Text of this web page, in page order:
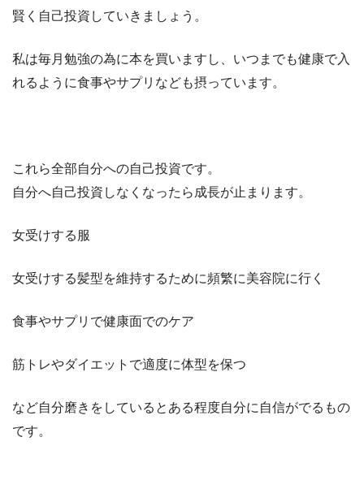
賢く自己投資していきましょう。
私は毎月勉強の為に本を買いますし、いつまでも健康で入
れるように食事やサプリなども摂っています。
これら全部自分への自己投資です。
自分へ自己投資しなくなったら成長が止まります。
女受けする服
女受けする髪型を維持するために頻繁に美容院に行く
食事やサプリで健康面でのケア
筋トレやダイエットで適度に体型を保つ
など自分磨きをしているとある程度自分に自信がでるもの
です。